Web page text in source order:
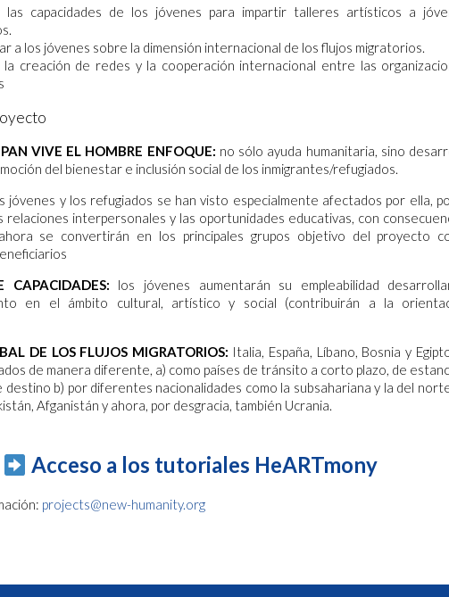
las capacidades de los jóvenes para impartir talleres artísticos a
a los jóvenes sobre la dimensión internacional de los flujos migratorios.
la creación de redes y la cooperación internacional entre las
VIVE EL HOMBRE ENFOQUE: no sólo ayuda humanitaria, sino
del bienestar e inclusión social de los inmigrantes/refugiados.
jóvenes y los refugiados se han visto especialmente afectados por ella,
relaciones interpersonales y las oportunidades educativas, con
se convertirán en los principales grupos objetivo del proyecto
CAPACIDADES: los jóvenes aumentarán su empleabilidad
en el ámbito cultural, artístico y social (contribuirán a la
DE LOS FLUJOS MIGRATORIOS: Italia, España, Líbano, Bosnia y
de manera diferente, a) como países de tránsito a corto plazo, de
destino b) por diferentes nacionalidades como la subsahariana y la del
Afganistán y ahora, por desgracia, también Ucrania.
Acceso a los tutoriales HeARTmony
projects@new-humanity.org